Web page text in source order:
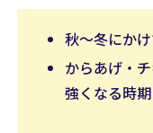
秋〜冬にか
からあげ・
強くなる時期